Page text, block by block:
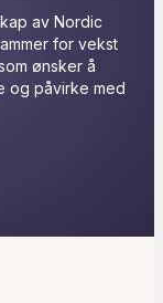
av Nordic
for vekst
ønsker å
og påvirke med